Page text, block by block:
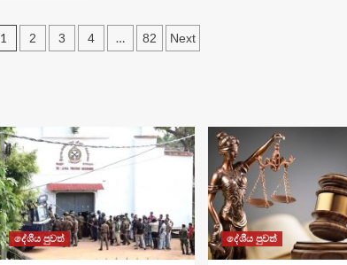
Posts
1 2 3 4 … 82 Next
දේශීය පුවත් දේශීය පුවත්